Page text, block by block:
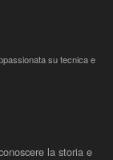
su tecnica e
la storia e